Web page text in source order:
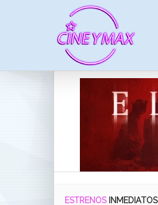
ESTRENOS INMEDIATOS